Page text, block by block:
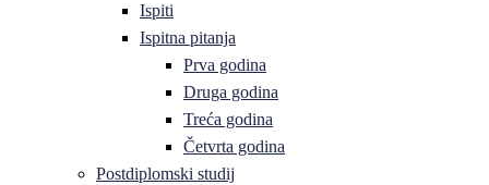
Ispiti
Ispitna pitanja
Prva godina
Druga godina
Treća godina
Četvrta godina
Postdiplomski studij